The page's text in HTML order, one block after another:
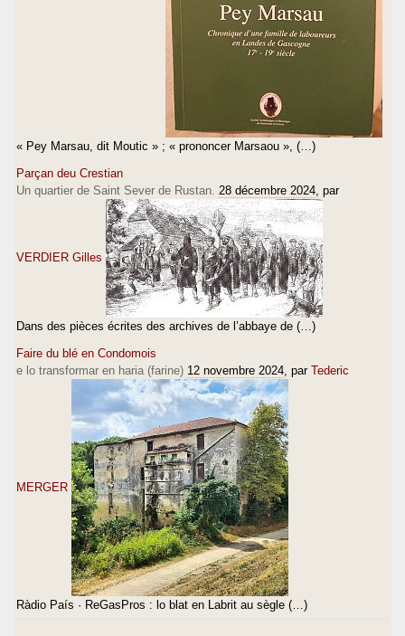
« Pey Marsau, dit Moutic » ; « prononcer Marsaou », (…)
Parçan deu Crestian
Un quartier de Saint Sever de Rustan. 28 décembre 2024 , par
VERDIER Gilles
Dans des pièces écrites des archives de l’abbaye de (…)
Faire du blé en Condomois
e lo transformar en haria (farine) 12 novembre 2024 , par Tederic
MERGER
Ràdio País · ReGasPros : lo blat en Labrit au sègle (…)